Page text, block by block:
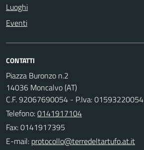
Luoghi
Eventi
CONTATTI
Piazza Buronzo n.2
14036 Moncalvo (AT)
C.F. 92067690054 - P.Iva: 01593220054
Telefono:0141917104
Fax: 0141917395
E-mail: